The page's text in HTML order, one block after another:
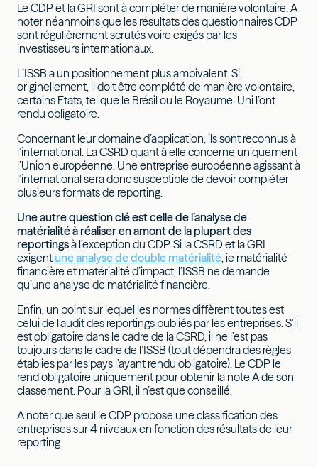
Le CDP et la GRI sont à compléter de manière volontaire. A
noter néanmoins que les résultats des questionnaires CDP
sont régulièrement scrutés voire exigés par les
investisseurs internationaux.
L’ISSB a un positionnement plus ambivalent. Si,
originellement, il doit être complété de manière volontaire,
certains Etats, tel que le Brésil ou le Royaume-Uni l’ont
rendu obligatoire.
Concernant leur domaine d’application, ils sont reconnus à
l’international. La CSRD quant à elle concerne uniquement
l’Union européenne. Une entreprise européenne agissant à
l’international sera donc susceptible de devoir compléter
plusieurs formats de reporting.
Une autre question clé est celle de l’analyse de
matérialité à réaliser en amont de la plupart des
reportingsà l’exception du CDP. Si la CSRD et la GRI
exigentune analyse de double matérialité, ie matérialité
financière et matérialité d’impact, l’ISSB ne demande
qu’une analyse de matérialité financière.
Enfin, un point sur lequel les normes diffèrent toutes est
celui de l’audit des reportings publiés par les entreprises. S’il
est obligatoire dans le cadre de la CSRD, il ne l’est pas
toujours dans le cadre de l’ISSB (tout dépendra des règles
établies par les pays l’ayant rendu obligatoire). Le CDP le
rend obligatoire uniquement pour obtenir la note A de son
classement. Pour la GRI, il n’est que conseillé.
A noter que seul le CDP propose une classification des
entreprises sur 4 niveaux en fonction des résultats de leur
reporting.